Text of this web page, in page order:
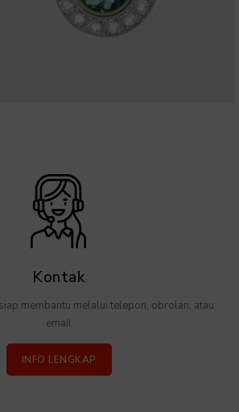
Kontak
membantu melalui telepon, obrolan, atau
email
INFO LENGKAP